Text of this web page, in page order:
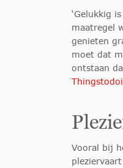
‘Gelukkig
maatregel
genieten
moet dat
ontstaan
Vooral bij